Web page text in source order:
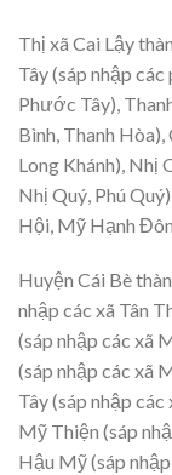
Thị xã Cai Lậy
Tây (sáp nhập
Phước Tây),
Bình, Thanh Hòa),
Long Khánh), Nhị
Nhị Quý, Phú
Hội, Mỹ Hạnh
Huyện Cái Bè
nhập các xã Tân
(sáp nhập các xã
(sáp nhập các xã
Tây (sáp nhập
Mỹ Thiện (sáp
Hậu Mỹ (sáp